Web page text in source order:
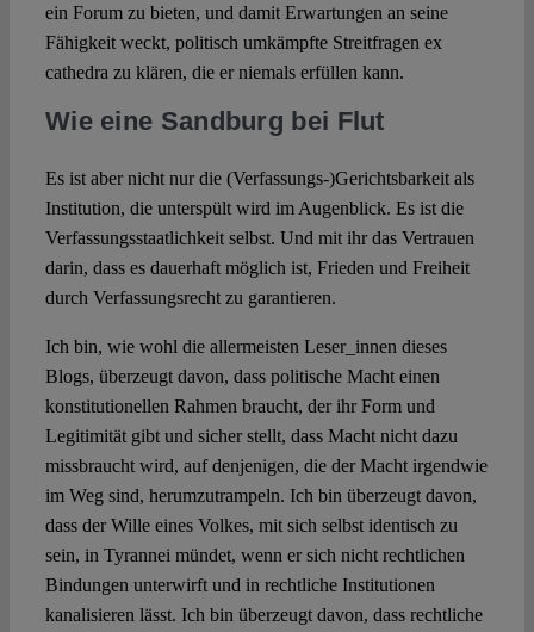
ein Forum zu bieten, und damit Erwartungen an seine
Fähigkeit weckt, politisch umkämpfte Streitfragen ex
cathedra zu klären, die er niemals erfüllen kann.
Wie eine Sandburg bei Flut
Es ist aber nicht nur die (Verfassungs-)Gerichtsbarkeit als
Institution, die unterspült wird im Augenblick. Es ist die
Verfassungsstaatlichkeit selbst. Und mit ihr das Vertrauen
darin, dass es dauerhaft möglich ist, Frieden und Freiheit
durch Verfassungsrecht zu garantieren.
Ich bin, wie wohl die allermeisten Leser_innen dieses
Blogs, überzeugt davon, dass politische Macht einen
konstitutionellen Rahmen braucht, der ihr Form und
Legitimität gibt und sicher stellt, dass Macht nicht dazu
missbraucht wird, auf denjenigen, die der Macht irgendwie
im Weg sind, herumzutrampeln. Ich bin überzeugt davon,
dass der Wille eines Volkes, mit sich selbst identisch zu
sein, in Tyrannei mündet, wenn er sich nicht rechtlichen
Bindungen unterwirft und in rechtliche Institutionen
kanalisieren lässt. Ich bin überzeugt davon, dass rechtliche